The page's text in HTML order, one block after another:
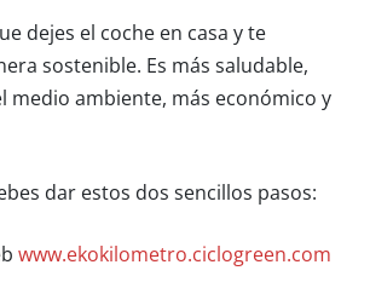
dejes el coche en casa y te
sostenible. Es más saludable,
medio ambiente, más económico y
dar estos dos sencillos pasos:
www.ekokilometro.ciclogreen.com